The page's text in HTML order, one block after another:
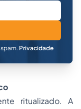
Privacidade
ritualizado. A